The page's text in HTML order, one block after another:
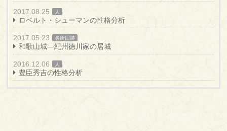
2017.08.25 人
ロベルト・シューマンの性格分析
2017.05.23 名所旧跡
和歌山城―紀州徳川家の居城
2016.12.06 人
豊臣秀吉の性格分析